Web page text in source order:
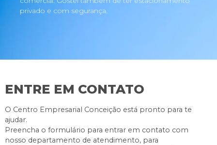
privado e com segurança.
ENTRE EM CONTATO
O Centro Empresarial Conceição está pronto para te
ajudar.
Preencha o formulário para entrar em contato com
nosso departamento de atendimento, para